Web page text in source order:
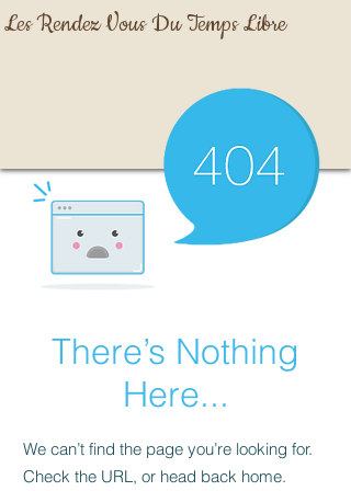
Les Rendez Vous Du Temps Libre
There’s Nothing
Here...
We can’t find the page you’re looking for.
Check the URL, or head back home.